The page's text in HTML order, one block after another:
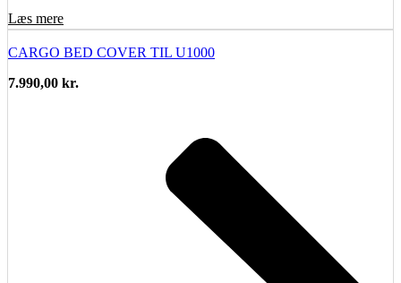
Læs mere
CARGO BED COVER TIL U1000
7.990,00 kr.